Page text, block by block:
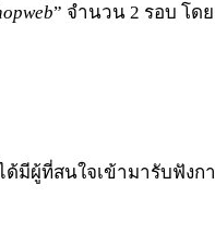
” จำนวน 2 รอบ โดย
มีผู้ที่สนใจเข้ามารับฟั